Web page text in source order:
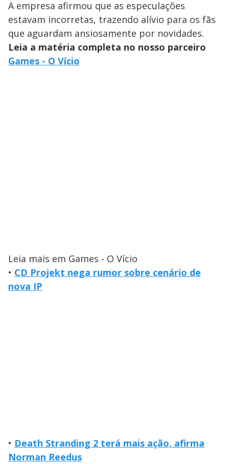
A empresa afirmou que as especulações
estavam incorretas, trazendo alívio para os fãs
que aguardam ansiosamente por novidades.
Leia a matéria completa no nosso parceiro
Games - O Vício
Leia mais em Games - O Vício
• CD Projekt nega rumor sobre cenário de
nova IP
• Death Stranding 2 terá mais ação, afirma
Norman Reedus